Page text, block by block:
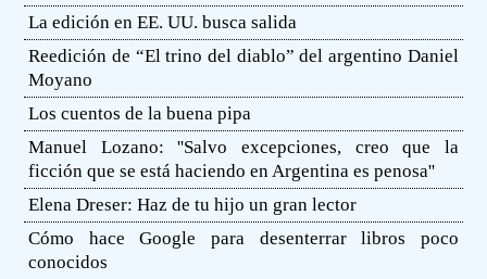
La edición en EE. UU. busca salida
Reedición de “El trino del diablo” del argentino Daniel
Moyano
Los cuentos de la buena pipa
Manuel Lozano: ''Salvo excepciones, creo que la
ficción que se está haciendo en Argentina es penosa''
Elena Dreser: Haz de tu hijo un gran lector
Cómo hace Google para desenterrar libros poco
conocidos